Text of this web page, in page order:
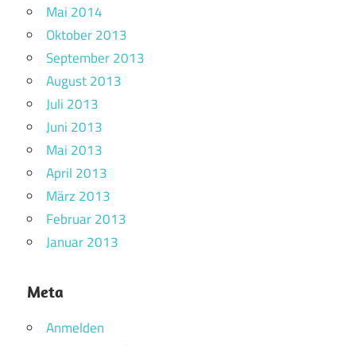
Mai 2014
Oktober 2013
September 2013
August 2013
Juli 2013
Juni 2013
Mai 2013
April 2013
März 2013
Februar 2013
Januar 2013
Meta
Anmelden